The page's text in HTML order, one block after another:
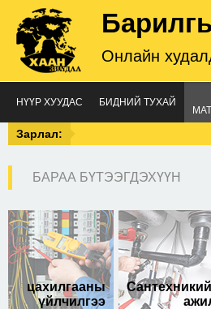
Онлайн
НҮҮР ХУУДАС БИДНИЙ ТУХАЙ
Зарлал:
БАРАА БҮТЭЭГДЭХҮҮН
цахилгааны
үйлчилгээ